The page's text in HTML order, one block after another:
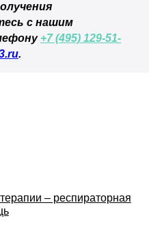
с нашим
+7 (495) 129-51-
.
– респираторная